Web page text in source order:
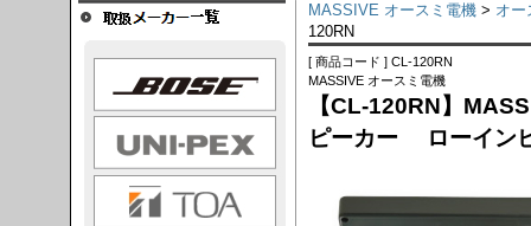
MASSIVE オースミ電機 > オー
120RN
[ 商品コード ] CL-120RN
MASSIVE オースミ電機
【CL-120RN】
ピーカー ローイン